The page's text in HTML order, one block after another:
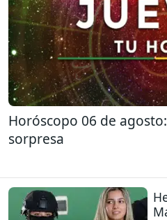
Horóscopo 06 de
sorpresa